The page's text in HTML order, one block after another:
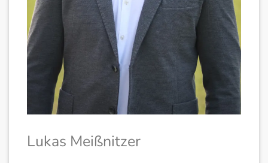
Lukas Meißnitzer